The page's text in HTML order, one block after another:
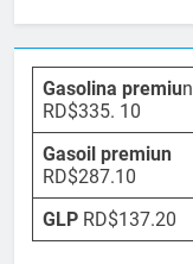
Gasolina premiun
RD$335. 10
Gasoil premiun
RD$287.10
GLP RD$137.20